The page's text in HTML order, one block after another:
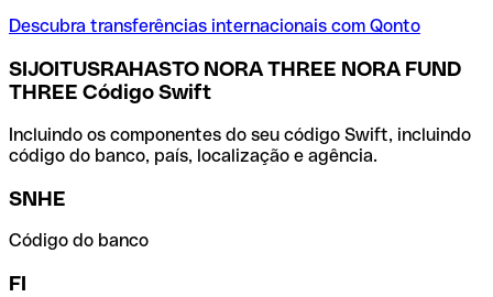
Descubra transferências internacionais com Qonto
SIJOITUSRAHASTO NORA THREE NORA FUND
THREE Código Swift
Incluindo os componentes do seu código Swift, incluindo
código do banco, país, localização e agência.
SNHE
Código do banco
FI